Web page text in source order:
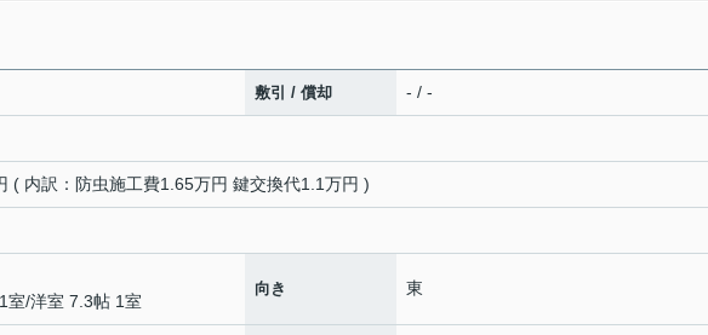
敷引 / 償却 - / -
( 内訳：防虫施工費1.65万円 鍵交換代1.1万円 )
室/洋室 7.3帖 1室
向き 東